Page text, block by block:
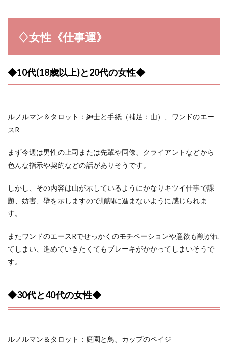
♢女性《仕事運》
◆10代(18歳以上)と20代の女性◆
ルノルマン＆タロット：紳士と手紙（補足：山）、ワンドのエー
スR
まず今週は男性の上司または先輩や同僚、クライアントなどから
色んな指示や契約などの話がありそうです。
しかし、その内容は山が示しているようにかなりキツイ仕事で課
題、妨害、壁を示しますので順調に進まないように感じられま
す。
またワンドのエースRでせっかくのモチベーションや意欲も削がれ
てしまい、進めていきたくてもブレーキがかかってしまいそうで
す。
◆30代と40代の女性◆
ルノルマン＆タロット：庭園と鳥、カップのペイジ